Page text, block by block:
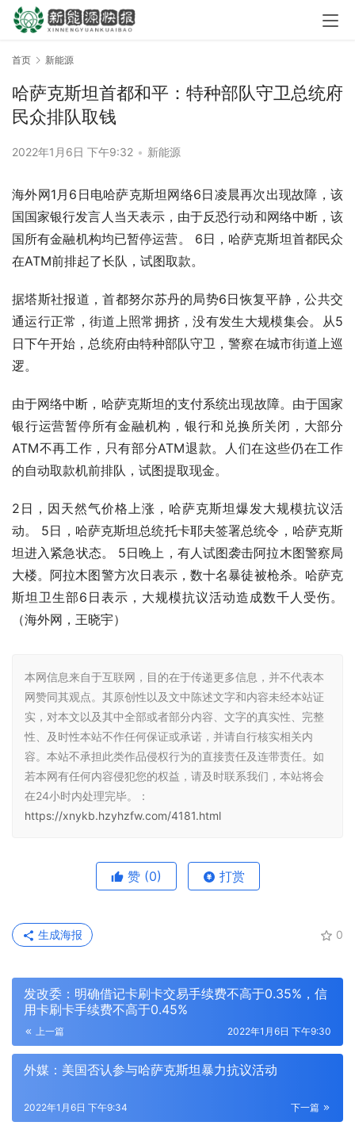
首页 新能源
哈萨克斯坦首都和平：特种部队守卫总统府
民众排队取钱
2022年1月6日 下午9:32 • 新能源
海外网1月6日电哈萨克斯坦网络6日凌晨再次出现故障，该
国国家银行发言人当天表示，由于反恐行动和网络中断，该
国所有金融机构均已暂停运营。 6日，哈萨克斯坦首都民众
在ATM前排起了长队，试图取款。
据塔斯社报道，首都努尔苏丹的局势6日恢复平静，公共交
通运行正常，街道上照常拥挤，没有发生大规模集会。从5
日下午开始，总统府由特种部队守卫，警察在城市街道上巡
逻。
由于网络中断，哈萨克斯坦的支付系统出现故障。由于国家
银行运营暂停所有金融机构，银行和兑换所关闭，大部分
ATM不再工作，只有部分ATM退款。人们在这些仍在工作
的自动取款机前排队，试图提取现金。
2日，因天然气价格上涨，哈萨克斯坦爆发大规模抗议活
动。 5日，哈萨克斯坦总统托卡耶夫签署总统令，哈萨克斯
坦进入紧急状态。 5日晚上，有人试图袭击阿拉木图警察局
大楼。阿拉木图警方次日表示，数十名暴徒被枪杀。哈萨克
斯坦卫生部6日表示，大规模抗议活动造成数千人受伤。
（海外网，王晓宇）
本网信息来自于互联网，目的在于传递更多信息，并不代表本
网赞同其观点。其原创性以及文中陈述文字和内容未经本站证
实，对本文以及其中全部或者部分内容、文字的真实性、完整
性、及时性本站不作任何保证或承诺，并请自行核实相关内
容。本站不承担此类作品侵权行为的直接责任及连带责任。如
若本网有任何内容侵犯您的权益，请及时联系我们，本站将会
在24小时内处理完毕。：
https://xnykb.hzyhzfw.com/4181.html
赞 (0) 打赏
0
生成海报
发改委：明确借记卡刷卡交易手续费不高于0.35%，信
用卡刷卡手续费不高于0.45%
上一篇 2022年1月6日 下午9:30
外媒：美国否认参与哈萨克斯坦暴力抗议活动
下一篇
2022年1月6日 下午9:34